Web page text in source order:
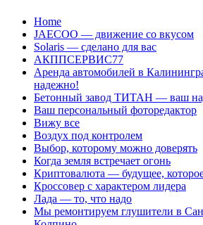
Перейти
содержанию
Home
JAECOO — движение со вкусом
Solaris — сделано для вас
АКППСЕРВИС77
Аренда автомобилей в
надежно!
Бетонный завод ТИТАН — ваш
Ваш персональный фоторедактор
Вижу все
Воздух под контролем
Выбор, которому можно доверять
Когда земля встречает огонь
Криптовалюта — будущее,
Кроссовер с характером лидера
Лада — то, что надо
Мы ремонтируем глушители в